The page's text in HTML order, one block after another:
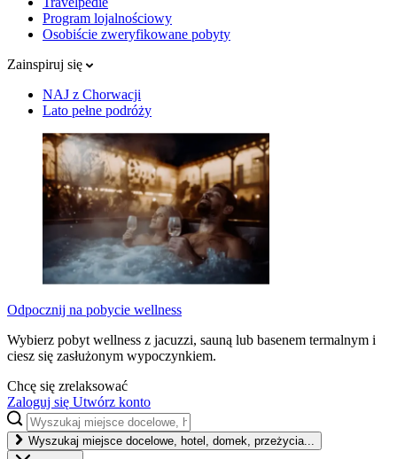
Program lojalnościowy
Osobiście zweryfikowane pobyty
Zainspiruj się
NAJ z Chorwacji
Lato pełne podróży
Odpocznij na pobycie wellness
Wybierz pobyt wellness z jacuzzi, sauną lub basenem termalnym i
ciesz się zasłużonym wypoczynkiem.
Chcę się zrelaksować
Zaloguj się Utwórz konto
Wyszukaj miejsce docelowe, hotel, domek, przeżycia...